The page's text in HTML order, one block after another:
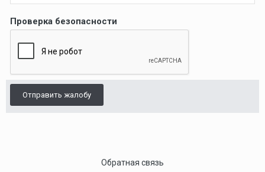
Проверка безопасности
Отправить жалобу
Обратная связь